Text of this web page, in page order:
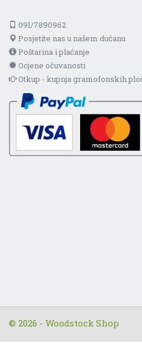
091/7890962
Posjetite nas u našem dućanu
Poštarina i plaćanje
Ocjene očuvanosti
Otkup - kupnja gramofonskih
© 2026 - Woodstock Shop